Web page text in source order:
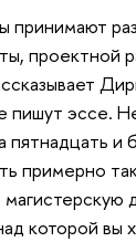
принимают
проектной
пишут эссе.
пятнадцать и
примерно
которой вы